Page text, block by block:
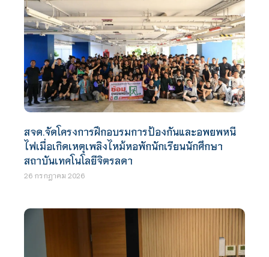
สจด.จัดโครงการฝึกอบรมการป้องกันและอพยพหนี
ไฟเมื่อเกิดเหตุเพลิงไหม้หอพักนักเรียนนักศึกษา
สถาบันเทคโนโลยีจิตรลดา
26 กรกฎาคม 2026